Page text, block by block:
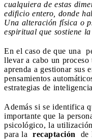
cualquiera de estas
edificio entero, donde
Una alteración física o
espiritual que sostiene la
En el caso de que una
llevar a cabo un proceso
aprenda a gestionar sus
pensamientos
estrategias de
Además si se identifica
importante que la
psicológico, la
para la recaptación de